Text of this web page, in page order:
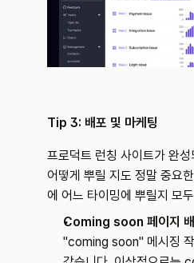
Tip 3: 배포 및 마케팅
프로덕트 런칭 사이트가 완
어떻게 뿌릴 지도 정말 중요
에 어느 타이밍에 뿌릴지 모
Coming soon 페이지
"coming soon" 메시징